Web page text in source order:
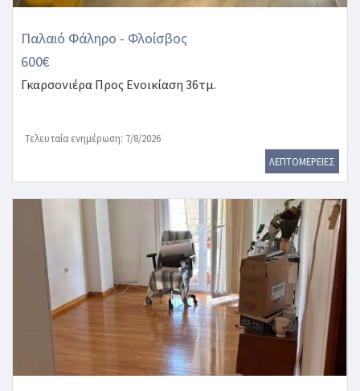
Παλαιό Φάληρο - Φλοίσβος
600€
Γκαρσονιέρα Προς Ενοικίαση 36τμ.
Τελευταία ενημέρωση: 7/8/2026
ΛΕΠΤΟΜΕΡΕΙΕΣ